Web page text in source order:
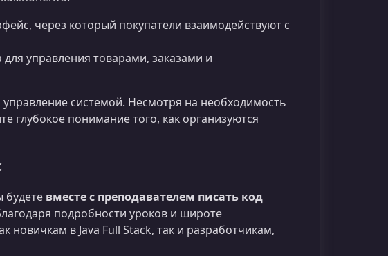
через который покупатели взаимодействуют с
управления товарами, заказами и
системой. Несмотря на необходимость
глубокое понимание того, как организуются
будете вместе с преподавателем писать код
подробности уроков и широте
новичкам в Java Full Stack, так и разработчикам,